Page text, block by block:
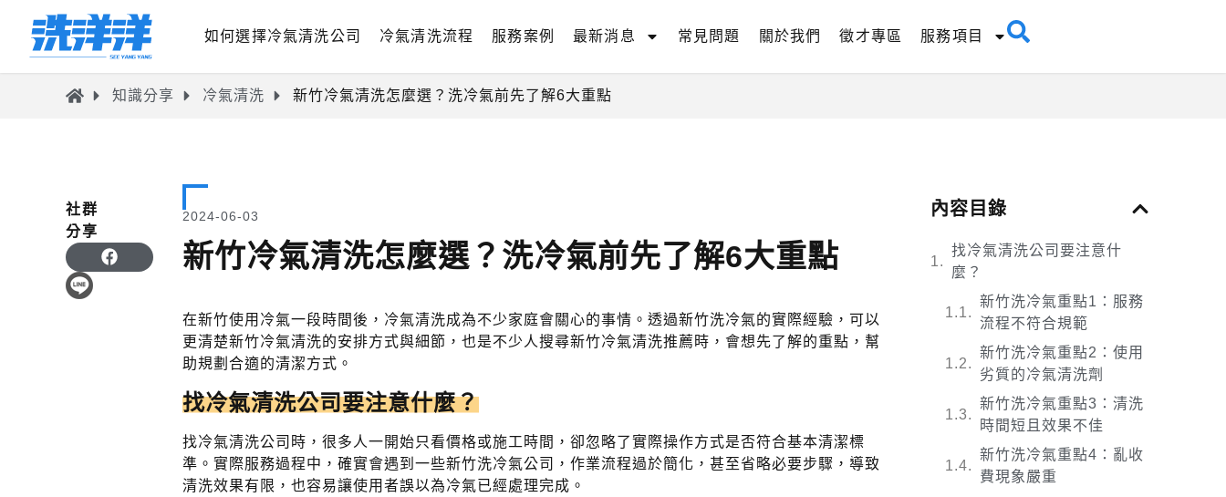
如何選擇冷氣清洗公司 冷氣清洗流程 服務案例 最新消息 常見問題 關於我們 徵才專區 服務項目
知識分享 冷氣清洗 新竹冷氣清洗怎麼選？洗冷氣前先了解6大重點
社群
分享
2024-06-03
新竹冷氣清洗怎麼選？洗冷氣前先了解6大重點
在新竹使用冷氣一段時間後，冷氣清洗成為不少家庭會關心的事情。透過新竹洗冷氣的實際經驗，可以
更清楚新竹冷氣清洗的安排方式與細節，也是不少人搜尋新竹冷氣清洗推薦時，會想先了解的重點，幫
助規劃合適的清潔方式。
找冷氣清洗公司要注意什麼？
找冷氣清洗公司時，很多人一開始只看價格或施工時間，卻忽略了實際操作方式是否符合基本清潔標
準。實際服務過程中，確實會遇到一些新竹洗冷氣公司，作業流程過於簡化，甚至省略必要步驟，導致
清洗效果有限，也容易讓使用者誤以為冷氣已經處理完成。
內容目錄
找冷氣清洗公司要注意什
麼？
新竹洗冷氣重點1：服務
流程不符合規範
新竹洗冷氣重點2：使用
劣質的冷氣清洗劑
新竹洗冷氣重點3：清洗
時間短且效果不佳
新竹洗冷氣重點4：亂收
費現象嚴重